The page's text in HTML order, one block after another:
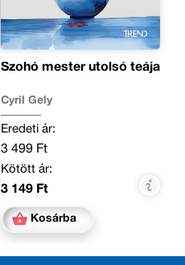
Szohó mester utolsó teája
Cyril Gely
Eredeti ár:
3 499 Ft
Kötött ár:
3 149 Ft
Kosárba